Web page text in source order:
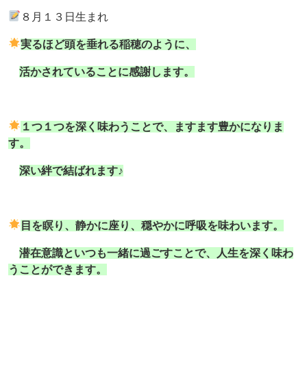
８月１３日生まれ
実るほど頭を垂れる稲穂のように、
活かされていることに感謝します。
１つ１つを深く味わうことで、ますます豊かになりま
す。
深い絆で結ばれます♪
目を瞑り、静かに座り、穏やかに呼吸を味わいます。
潜在意識といつも一緒に過ごすことで、人生を深く味わ
うことができます。